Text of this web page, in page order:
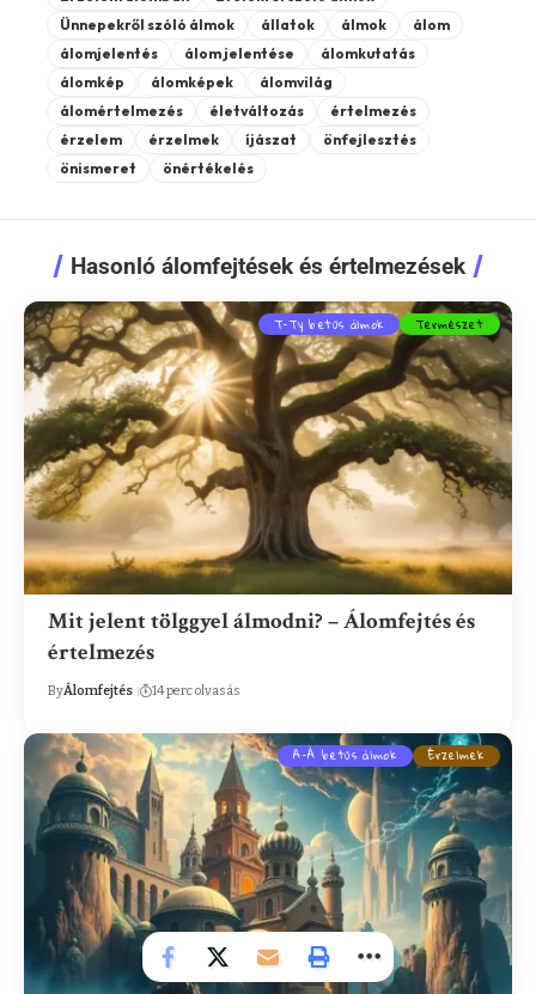
Ünnepekről szóló álmok
állatok álmok
álom
álomjelentés
álom jelentése
álomkutatás
álomkép
álomképek
álomvilág
álomértelmezés
életváltozás
értelmezés
érzelem
érzelmek íjászat
önfejlesztés
önismeret
önértékelés
Hasonló álomfejtések és értelmezések
T-Ty betűs álmok Természet
Mit jelent tölggyel álmodni? – Álomfejtés és
értelmezés
ByÁlomfejtés 14 perc olvasás
A-Á betűs álmok Érzelmek